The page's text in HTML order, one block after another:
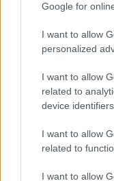
Google for
I want to allow
personalized
I want to allow
related to
device
I want to allow
related to
I want to allow
Személyes
Tanártársunk lett